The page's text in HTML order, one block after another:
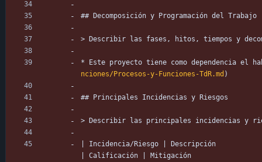
## Decomposición y Programación del Trabajo
> Describir las fases, hitos, tiempos y
* Este proyecto tiene como dependencia el
nciones/Procesos-y-Funciones-TdR.md )
## Principales Incidencias y Riesgos
> Describir las principales incidencias y
| Incidencia/Riesgo | Descripción
| Calificación | Mitigación